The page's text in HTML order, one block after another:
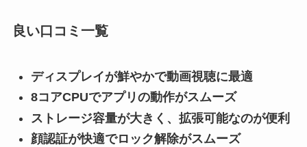
良い口コミ一覧
ディスプレイが鮮やかで動画視聴に最適
8コアCPUでアプリの動作がスムーズ
ストレージ容量が大きく、拡張可能なのが便利
顔認証が快適でロック解除がスムーズ